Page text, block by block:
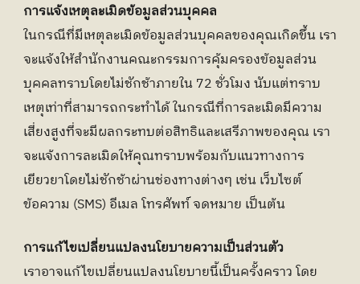
การแจ้งเหตุละเมิดข้อมูลส่วนบุคคล
ในกรณีที่มีเหตุละเมิดข้อมูลส่วนบุคคลของคุณเกิดขึ้น เรา
จะแจ้งให้สำนักงานคณะกรรมการคุ้มครองข้อมูลส่วน
บุคคลทราบโดยไม่ชักช้าภายใน 72 ชั่วโมง นับแต่ทราบ
เหตุเท่าที่สามารถกระทำได้ ในกรณีที่การละเมิดมีความ
เสี่ยงสูงที่จะมีผลกระทบต่อสิทธิและเสรีภาพของคุณ เรา
จะแจ้งการละเมิดให้คุณทราบพร้อมกับแนวทางการ
เยียวยาโดยไม่ชักช้าผ่านช่องทางต่างๆ เช่น เว็บไซต์
ข้อความ (SMS) อีเมล โทรศัพท์ จดหมาย เป็นต้น
การแก้ไขเปลี่ยนแปลงนโยบายความเป็นส่วนตัว
เราอาจแก้ไขเปลี่ยนแปลงนโยบายนี้เป็นครั้งคราว โดย